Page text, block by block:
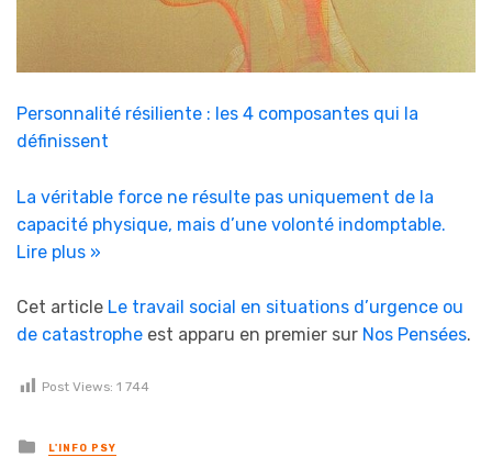
Personnalité résiliente : les 4 composantes qui la
définissent
La véritable force ne résulte pas uniquement de la
capacité physique, mais d’une volonté indomptable.
Lire plus »
Cet article Le travail social en situations d’urgence ou
de catastrophe est apparu en premier sur Nos Pensées.
Post Views: 1 744
Posted in
L'INFO PSY